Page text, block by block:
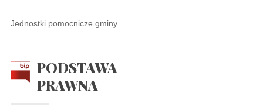
Jednostki pomocnicze gminy
PODSTAWA
PRAWNA